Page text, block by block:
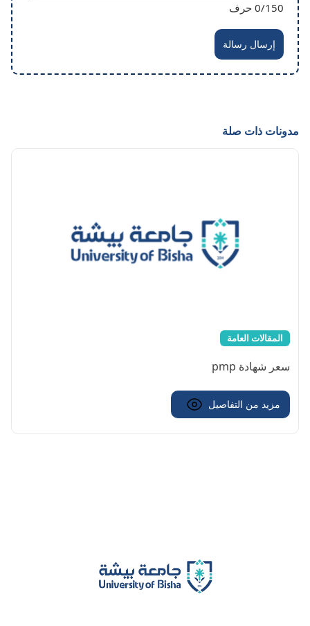
0/150 حرف
إرسال رسالة
مدونات ذات صلة
المقالات العامة
سعر شهادة pmp
مزيد من التفاصيل